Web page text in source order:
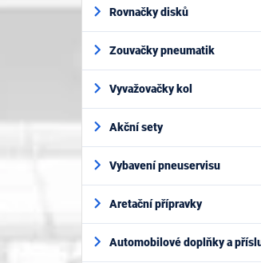
í
e
Rovnačky disků
Zouvačky pneumatik
Vyvažovačky kol
Akční sety
Vybavení pneuservisu
Aretační přípravky
Automobilové doplňky a